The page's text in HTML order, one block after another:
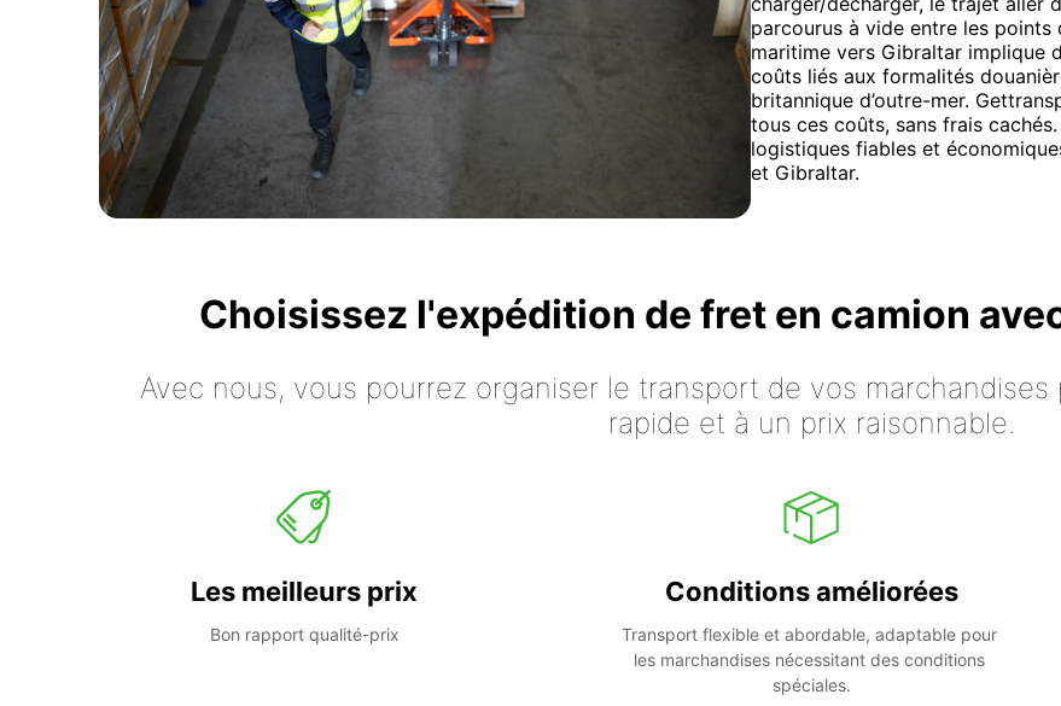
parcourus à vide entre les
maritime vers Gibraltar implique
coûts liés aux formalités
britannique d’outre-mer.
tous ces coûts, sans frais
logistiques fiables et
et Gibraltar.
Choisissez l'expédition de fret en camion
Avec nous, vous pourrez organiser le transport de vos
rapide et à un prix raisonnable.
Les meilleurs prix
Bon rapport qualité-prix
Conditions améliorées
Transport flexible et abordable, adaptable pour
les marchandises nécessitant des conditions
spéciales.